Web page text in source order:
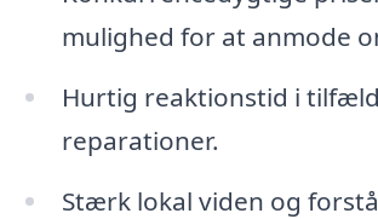
mulighed for at anmode
Hurtig reaktionstid i
reparationer.
Stærk lokal viden og